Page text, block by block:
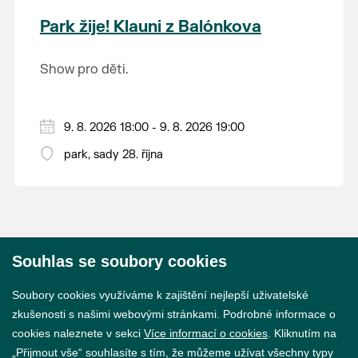
krajina na světě, která je zapsána na Seznam
světového přírodního a kulturního dědictví
Park žije! Klauni z Balónkova
Show pro děti.
9. 8. 2026 18:00 - 9. 8. 2026 19:00
park, sady 28. října
Souhlas se soubory cookies
Soubory cookies využíváme k zajištění nejlepší uživatelské
zkušenosti s našimi webovými stránkami. Podrobné informace o
cookies naleznete v sekci Více informací o cookies . Kliknutím na
„Přijmout vše“ souhlasíte s tím, že můžeme užívat všechny typy